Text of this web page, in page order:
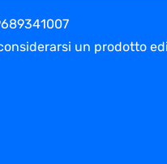
un prodotto